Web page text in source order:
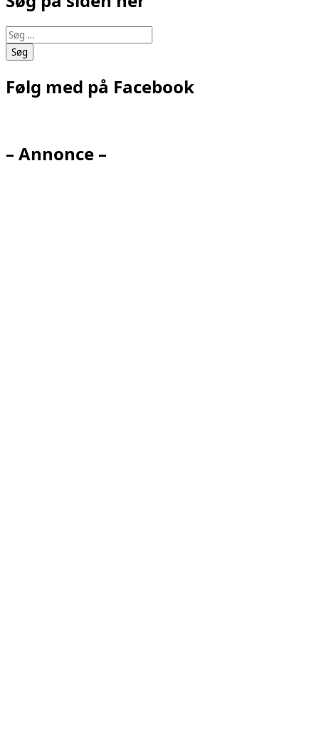
Søg
efter:
Følg med på Facebook
– Annonce –